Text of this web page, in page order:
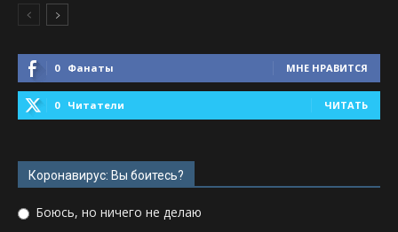
0 Фанаты МНЕ НРАВИТСЯ
0 Читатели ЧИТАТЬ
Коронавирус: Вы боитесь?
Боюсь, но ничего не делаю